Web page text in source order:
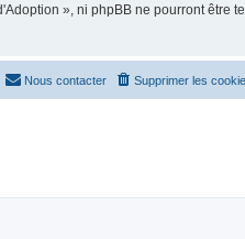
», ni phpBB ne pourront être
Supprimer les
Nous contacter